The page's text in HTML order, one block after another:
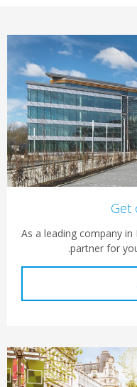
As a leading company
partner for